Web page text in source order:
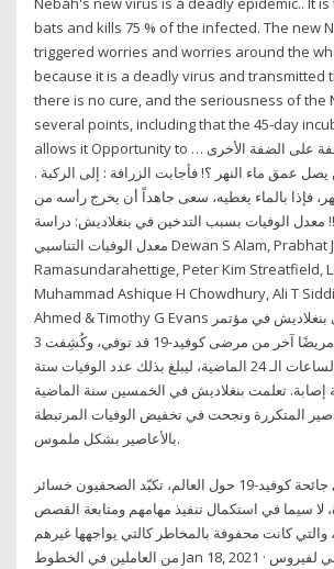
bats and kills 75 % of the infected. The new
triggered worries and worries around the
because it is a deadly virus and transmitted
there is no cure, and the seriousness of the
several points, including that the 45-day
allows it Opportunity to … سأل الغزال زرافة واقفة على الضفة الأخرى
يصل عمق ماء النهر ؟! فأجابت الزرافة : إلى الركبة .
فإذا بالماء يغطيه، سعى جاهداً أن يخرج رأسه من
معدل الوفيات بسبب التدخين في بنغلاديش: دراسة
معدل الوفيات التناسبي Dewan S Alam, Prabhat Jha, Chinthanie
Ramasundarahettige, Peter Kim Streatfield,
Muhammad Ashique H Chowdhury, Ali T
Ahmed & Timothy G Evans صرّح وزير الصحة في بنغلاديش في مؤتمر
عبر الفيديو أن مريضًا آخر من مرضى كوفيد-19 قد توفي، وكُشِفت 3
حالات إيجابية في الساعات الـ 24 الماضية، ليبلغ بذلك عدد الوفيات ستة
و54 حالة إصابة. تعلمت بنغلاديش في الخمسين سنة الماضية
المتكررة ونجحت في تخفيض الوفيات المرتبطة
بالأعاصير بشكل ملموس.
منذ بدء تفشي جائحة كوفيد-19 حول العالم، تكبّد الصحفيون خسائر
لا سيما في استكمال تنفيذ مهامهم ومتابعة القصص
والتي كانت محفوفة بالمخاطر كالتي يواجهها غيرهم
من العاملين في الخطوط Jan 18, 2021 · وسجلت 11 حالة تفشي لفيروس